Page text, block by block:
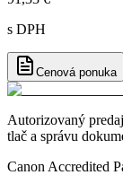
s DPH
Cenová ponuka
Autorizovaný
tlač a správu
Canon Accredited